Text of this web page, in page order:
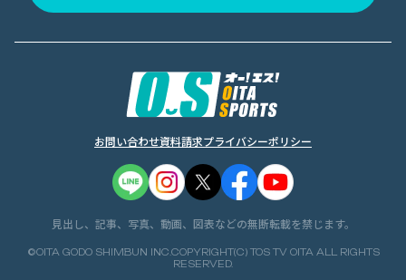
お問い合わせ資料請求プライバシーポリシー
見出し、記事、写真、動画、図表などの無断転載を禁じます。
©OITA GODO SHIMBUN INC.COPYRIGHT(C) TOS TV OITA ALL RIGHTS
RESERVED.